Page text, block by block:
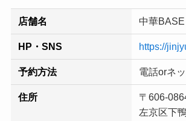
店舗名 中華
HP・SNS https://
予約方法 電話orネ
住所
〒606-
左京区下